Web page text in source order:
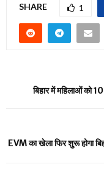
SHARE 1
बिहार में महिलाओं को
EVM का खेला फिर शुरू होगा